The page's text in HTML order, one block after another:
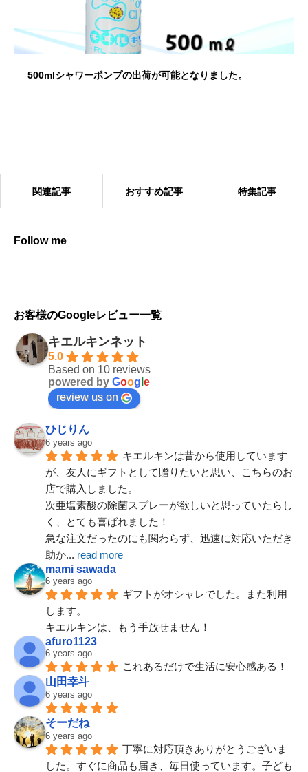
500mlシャワーポンプの出荷が可能となりました。
Googleレビュー一覧
20Lが入荷しました
関連記事 おすすめ記事 特集記事
Follow me
お客様のGoogleレビュー一覧
キエルキンネット
5.0
Based on 10 reviews
powered by Goog e
review us on
ひじりん
6 years ago
キエルキンは昔から使用しています
が、友人にギフトとして贈りたいと思い、こちらのお
店で購入しました。
次亜塩素酸の除菌スプレーが欲しいと思っていたらし
く、とても喜ばれました！
急な注文だったのにも関わらず、迅速に対応いただき
助か... read more
mami sawada
6 years ago
ギフトがオシャレでした。また利用
します。
キエルキンは、もう手放せません！
afuro1123
6 years ago
これあるだけで生活に安心感ある！
山田幸斗
6 years ago
そーだね
6 years ago
丁寧に対応頂きありがとうございま
した。すぐに商品も届き、毎日使っています。子ども